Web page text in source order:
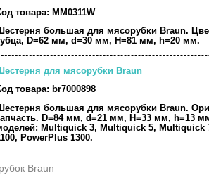
товара: MM0311W
большая для мясорубки Braun.
D=62 мм, d=30 мм, H=81 мм, h=20 мм.
для мясорубки Braun
товара: br7000898
большая для мясорубки Braun.
D=84 мм, d=21 мм, H=33 мм, h=13
Multiquick 3, Multiquick 5, Multiquick
PowerPlus 1300.
Braun